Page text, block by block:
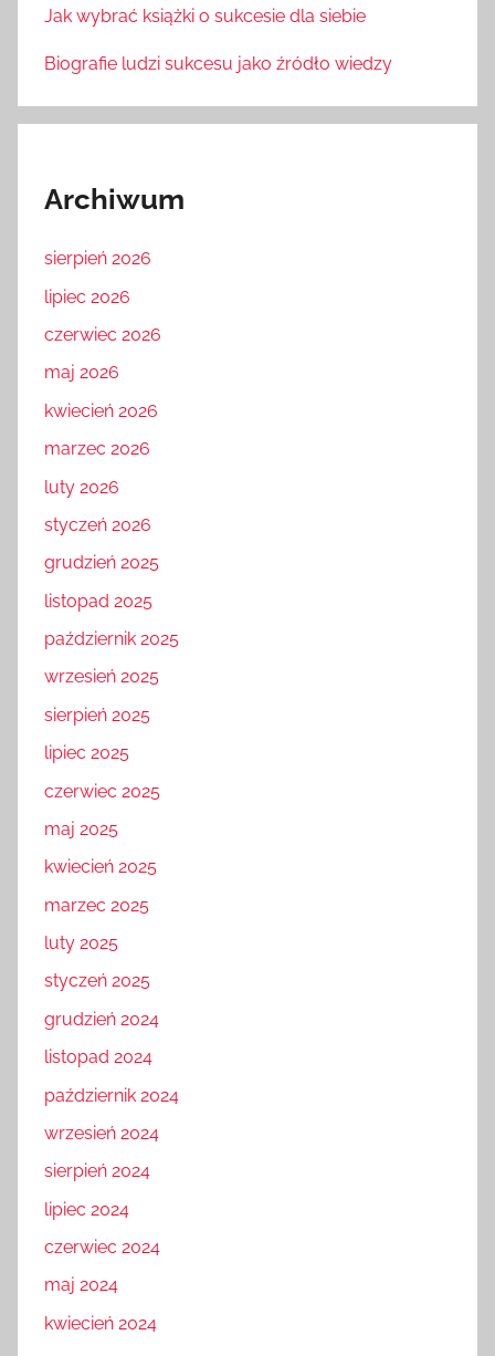
Jak wybrać książki o sukcesie dla siebie
Biografie ludzi sukcesu jako źródło wiedzy
Archiwum
sierpień 2026
lipiec 2026
czerwiec 2026
maj 2026
kwiecień 2026
marzec 2026
luty 2026
styczeń 2026
grudzień 2025
listopad 2025
październik 2025
wrzesień 2025
sierpień 2025
lipiec 2025
czerwiec 2025
maj 2025
kwiecień 2025
marzec 2025
luty 2025
styczeń 2025
grudzień 2024
listopad 2024
październik 2024
wrzesień 2024
sierpień 2024
lipiec 2024
czerwiec 2024
maj 2024
kwiecień 2024